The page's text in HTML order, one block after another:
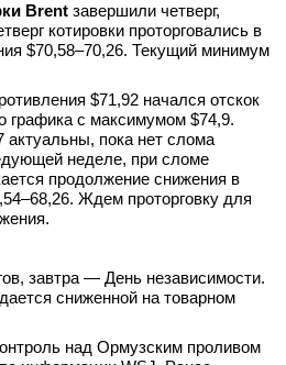
Brent завершили четверг,
котировки проторговались в
$70,58–70,26. Текущий минимум
$71,92 начался отскок
графика с максимумом $74,9.
актуальны, пока нет слома
неделе, при сломе
продолжение снижения в
Ждем проторговку для
завтра — День независимости.
сниженной на товарном
над Ормузским проливом